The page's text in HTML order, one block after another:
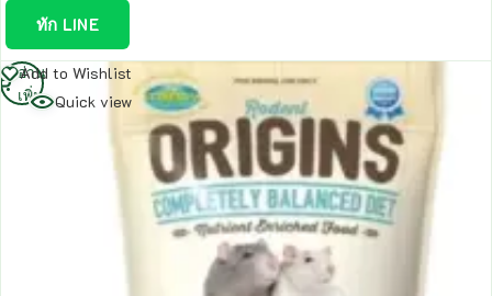
ทัก LINE
Add to Wishlist
Quick view
อ่าน
เพิ่ม